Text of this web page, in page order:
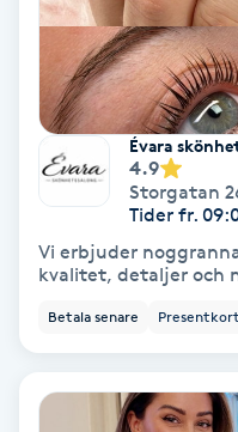
Färgning
Föning
Gel naglar
Gelenaglar
Gellack
Gellack med
Évara
4.9
Storgatan
Tider fr.
Vi erbjuder
kvalitet, detaljer och
Betala senare